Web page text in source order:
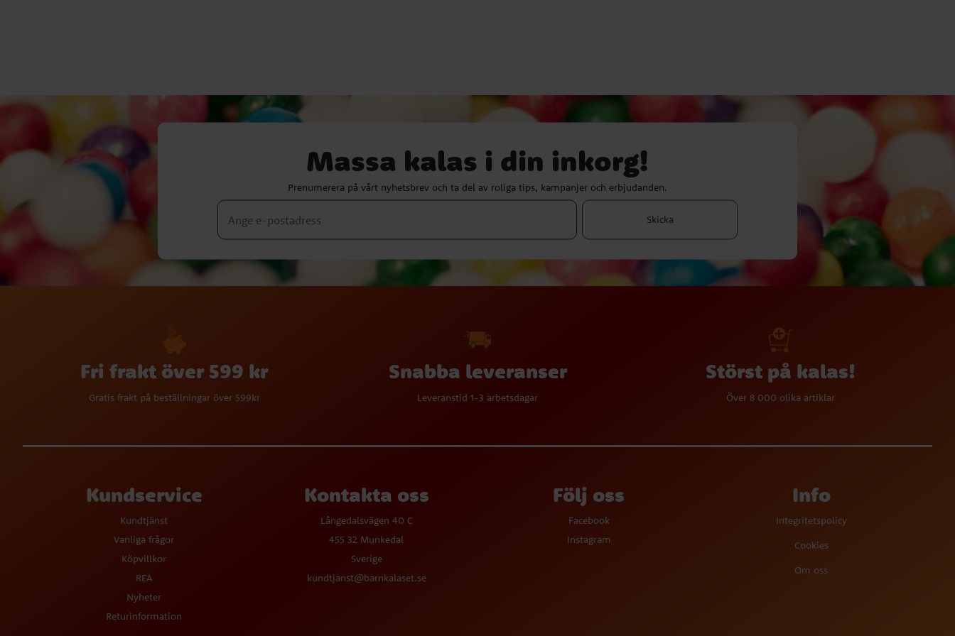
Massa kalas i din inkorg!
Prenumerera på vårt nyhetsbrev och ta del av roliga tips, kampanjer och erbjudanden.
Skicka
Fri frakt över 599 kr
Gratis frakt på beställningar över 599kr
Snabba leveranser
Leveranstid 1-3 arbetsdagar
Störst på kalas!
Över 8 000 olika artiklar
Kundservice
Kundtjänst
Vanliga frågor
Köpvillkor
REA
Nyheter
Returinformation
Kontakta oss
Långedalsvägen 40 C
455 32 Munkedal
Sverige
kundtjanst@barnkalaset.se
Följ oss
Facebook
Instagram
Info
Integritetspolicy
Cookies
Om oss